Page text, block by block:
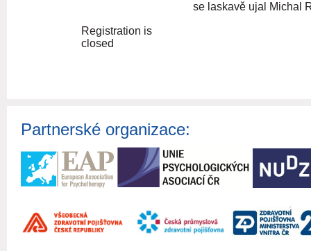
Registration is
closed
se laskavě ujal Michal
Partnerské organizace: